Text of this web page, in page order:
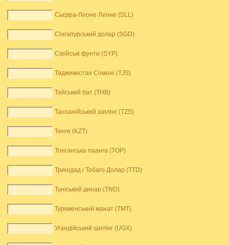
Сьєрра-Леоне Леоне (SLL)
Сінгапурський долар (SGD)
Сірійські фунти (SYP)
Таджикистан Сомоні (TJS)
Тайський бат (THB)
Танзанійський шилінг (TZS)
Тенге (KZT)
Тонганська паанга (TOP)
Тринідад і Тобаго Долар (TTD)
Туніський динар (TND)
Туркменський манат (TMT)
Угандійський шилінг (UGX)